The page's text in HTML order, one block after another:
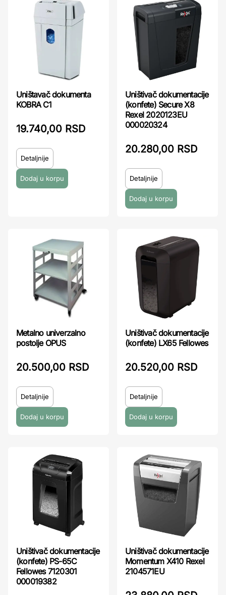
Uništavač dokumenta
KOBRA C1
19.740,00 RSD
Detaljnije
Uništivač dokumentacije
(konfete) Secure X8
Rexel 2020123EU
000020324
20.280,00 RSD
Detaljnije
Metalno univerzalno
postolje OPUS
20.500,00 RSD
Detaljnije
Uništivač dokumentacije
(konfete) LX65 Fellowes
20.520,00 RSD
Detaljnije
Uništivač dokumentacije
(konfete) PS-65C
Fellowes 7120301
000019382
Uništivač dokumentacije
Momentum X410 Rexel
2104571EU